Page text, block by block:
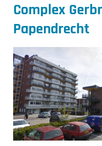
Complex
Papendrecht